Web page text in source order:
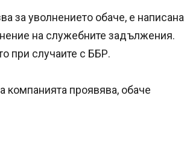
за уволнението обаче, е написана
на служебните задължения.
при случаите с ББР.
компанията проявява, обаче